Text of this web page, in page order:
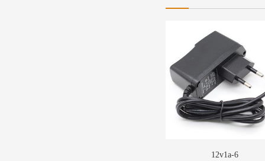
12v1a-6